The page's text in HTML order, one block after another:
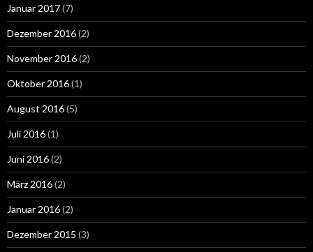
Januar 2017(7)
Dezember 2016(2)
November 2016(2)
Oktober 2016(1)
August 2016(5)
Juli 2016(1)
Juni 2016(2)
März 2016(2)
Januar 2016(2)
Dezember 2015 (3)